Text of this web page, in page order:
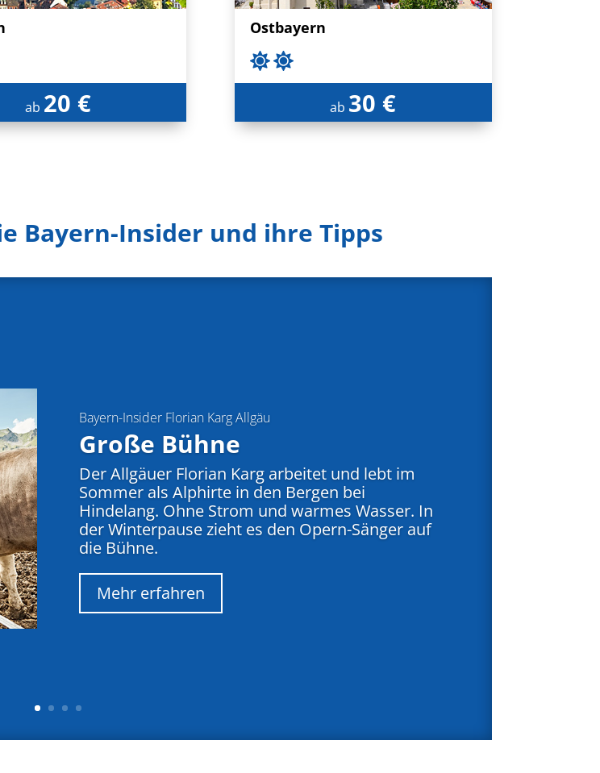
ab 20 €
Ostbayern
ab 30 €
Bayern-Insider und ihre Tipps
Bayern-Insider Florian Karg Allgäu
Große Bühne
Der Allgäuer Florian Karg arbeitet und lebt im
Sommer als Alphirte in den Bergen bei
Hindelang. Ohne Strom und warmes Wasser. In
der Winterpause zieht es den Opern-Sänger auf
die Bühne.
Mehr erfahren